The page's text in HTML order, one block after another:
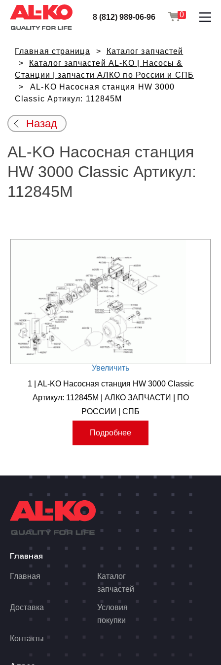
8 (812) 989-06-96 0
Главная страница
Каталог запчастей
Каталог запчастей AL-KO | Насосы &
Станции | запчасти АЛКО по России и СПБ
AL-KO Насосная станция HW 3000
Classic Артикул: 112845M
Назад
AL-KO Насосная станция
HW 3000 Classic Артикул:
112845M
Увеличить
1 | AL-KO Насосная станция HW 3000 Classic
Артикул: 112845M | АЛКО ЗАПЧАСТИ | ПО
РОССИИ | СПБ
Подробнее
Главная
Главная
Каталог
запчастей
Доставка
Условия
покупки
Контакты